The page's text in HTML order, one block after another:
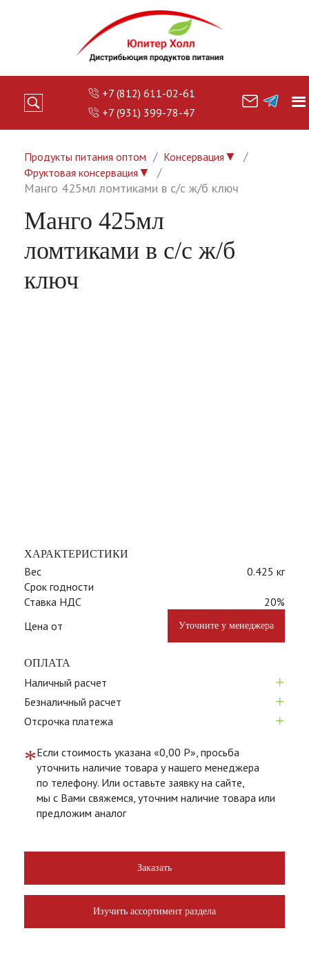
+7 (812) 611-02-61
+7 (931) 399-78-47
Продукты питания оптом Консервация ▼
Фруктовая консервация ▼
Манго 425мл ломтиками в с/с ж/б ключ
Манго 425мл
ломтиками в с/с ж/б
ключ
ХАРАКТЕРИСТИКИ
Вес
0.425 кг
Срок годности
Ставка НДС
20%
Цена от
Уточните у менеджера
ОПЛАТА
Наличный расчет +
Безналичный расчет +
Отсрочка платежа +
*Если стоимость указана «0,00 Р», просьба
уточнить наличие товара у нашего менеджера
по телефону. Или оставьте заявку на сайте,
мы с Вами свяжемся, уточним наличие товара или
предложим аналог
Заказать
Изучить ассортимент раздела